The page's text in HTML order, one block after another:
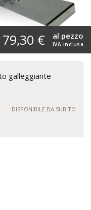
79,30 € IVA inclusa
al pezzo
galleggiante
DISPONIBILE DA SUBITO